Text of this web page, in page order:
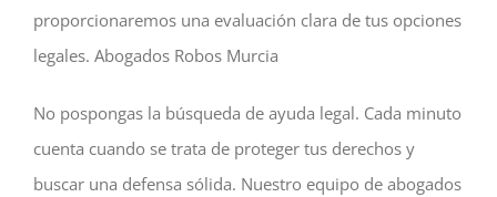
proporcionaremos una evaluación clara de tus opciones
legales. Abogados Robos Murcia
No pospongas la búsqueda de ayuda legal. Cada minuto
cuenta cuando se trata de proteger tus derechos y
buscar una defensa sólida. Nuestro equipo de abogados